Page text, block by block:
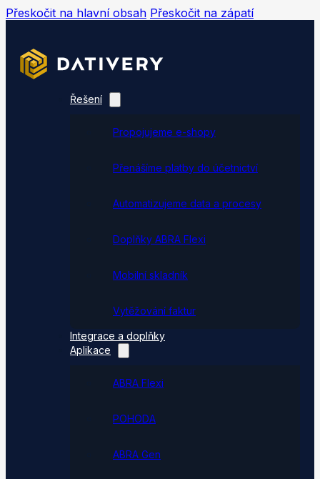
Přeskočit na hlavní obsah Přeskočit na zápatí
Řešení
Propojujeme e-shopy
Přenášíme platby do účetnictví
Automatizujeme data a procesy
Doplňky ABRA Flexi
Mobilní skladník
Vytěžování faktur
Integrace a doplňky
Aplikace
ABRA Flexi
POHODA
ABRA Gen